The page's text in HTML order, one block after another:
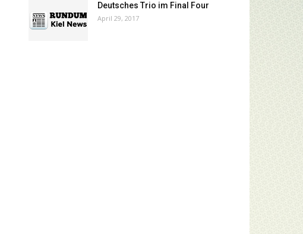
Deutsches Trio im Final Four
April 29, 2017